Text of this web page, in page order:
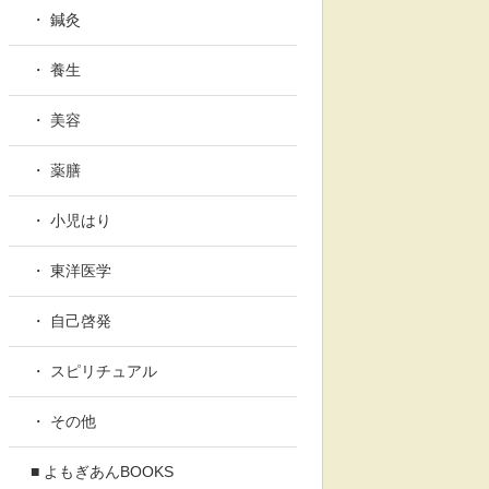
・ 鍼灸
・ 養生
・ 美容
・ 薬膳
・ 小児はり
・ 東洋医学
・ 自己啓発
・ スピリチュアル
・ その他
■ よもぎあんBOOKS